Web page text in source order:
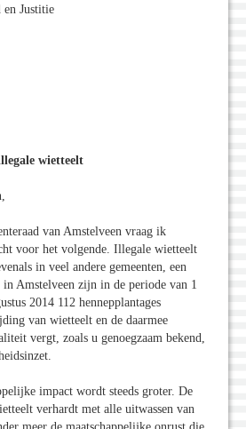
Justitie
wietteelt
van Amstelveen vraag ik
voor het volgende. Illegale wietteelt
in veel andere gemeenten, een
Amstelveen zijn in de periode van 1
2014 112 hennepplantages
van wietteelt en de daarmee
vergt, zoals u genoegzaam bekend,
impact wordt steeds groter. De
verhardt met alle uitwassen van